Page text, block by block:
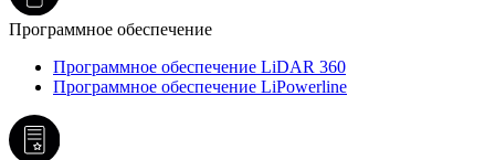
Программное обеспечение
Программное обеспечение LiDAR 360
Программное обеспечение LiPowerline